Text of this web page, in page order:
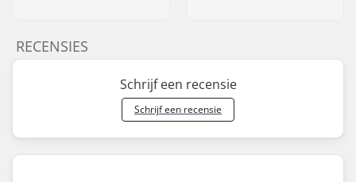
RECENSIES
Schrijf een recensie
Schrijf een recensie